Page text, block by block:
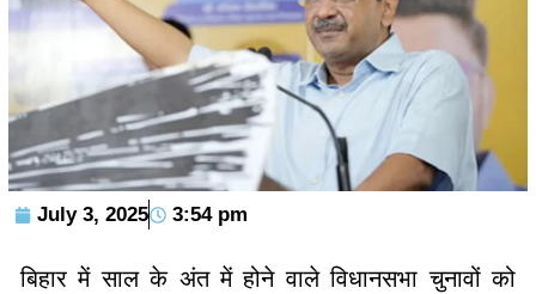
July 3, 2025 3:54 pm
बिहार में साल के अंत में होने वाले विधानसभा चुनावों को